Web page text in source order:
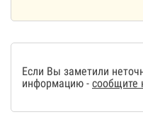
Если Вы заметили
информацию - сообщите